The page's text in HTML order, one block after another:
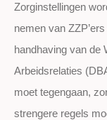
Zorginstellingen
nemen van
handhaving van de
Arbeidsrelaties
moet tegengaan,
strengere regels